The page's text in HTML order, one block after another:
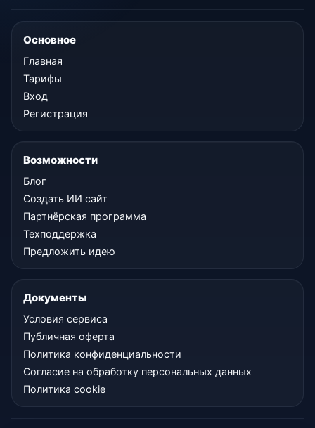
Основное
Главная
Тарифы
Вход
Регистрация
Возможности
Блог
Создать ИИ сайт
Партнёрская программа
Техподдержка
Предложить идею
Документы
Условия сервиса
Публичная оферта
Политика конфиденциальности
Согласие на обработку персональных данных
Политика cookie